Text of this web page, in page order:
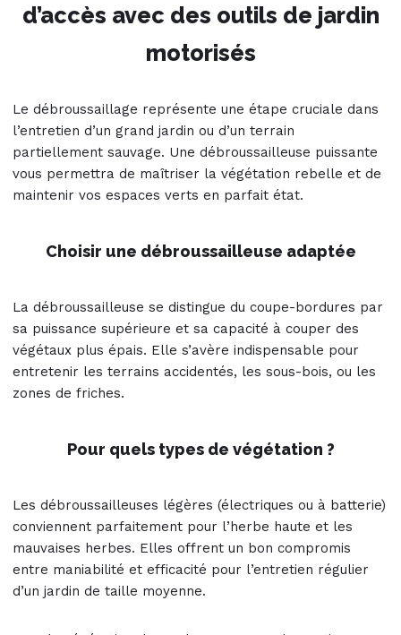
d’accès avec des outils de jardin
motorisés
Le débroussaillage représente une étape cruciale dans
l’entretien d’un grand jardin ou d’un terrain
partiellement sauvage. Une débroussailleuse puissante
vous permettra de maîtriser la végétation rebelle et de
maintenir vos espaces verts en parfait état.
Choisir une débroussailleuse adaptée
La débroussailleuse se distingue du coupe-bordures par
sa puissance supérieure et sa capacité à couper des
végétaux plus épais. Elle s’avère indispensable pour
entretenir les terrains accidentés, les sous-bois, ou les
zones de friches.
Pour quels types de végétation ?
Les débroussailleuses légères (électriques ou à batterie)
conviennent parfaitement pour l’herbe haute et les
mauvaises herbes. Elles offrent un bon compromis
entre maniabilité et efficacité pour l’entretien régulier
d’un jardin de taille moyenne.